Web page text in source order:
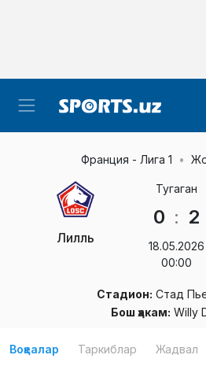
Франция - Лига 1
Лилль
Тугаган
0 : 2
18.05.2026
00:00
Стадион: Стад
Бош ҳакам: Willy
Воқеалар Таркиблар Жадвал